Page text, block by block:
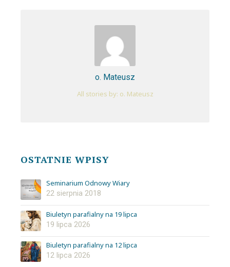
o. Mateusz
All stories by: o. Mateusz
OSTATNIE WPISY
Seminarium Odnowy Wiary
22 sierpnia 2018
Biuletyn parafialny na 19 lipca
19 lipca 2026
Biuletyn parafialny na 12 lipca
12 lipca 2026